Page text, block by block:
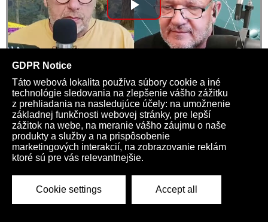
Play
Video
Totalitný kresťan
03:23 | 24587
Kardio na každý týždeň >>